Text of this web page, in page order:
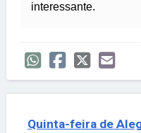
interessante.
Quinta-feira de